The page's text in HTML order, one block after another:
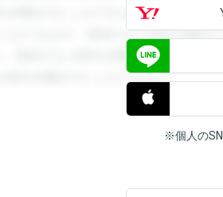
を閲覧することができます。登録する
とができます。登録すると回答を閲覧
。登録すると回答を閲覧することがで
回答を閲覧することができます。
※個人の